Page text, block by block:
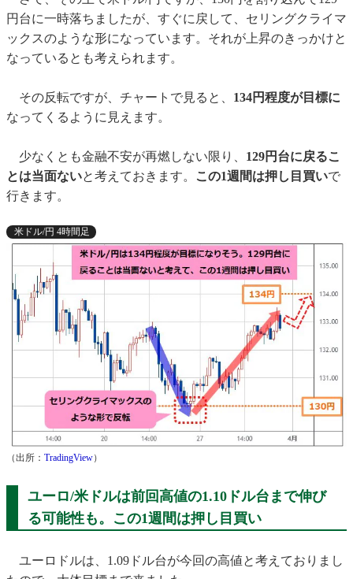
円台に一時落ちましたが、すぐに戻して、セリングクライマ
ックスのような形になっています。それが上昇のきっかけと
なっているとも考えられます。
その反転ですが、チャートで見ると、 134円程度が目標に
なってくるように見えます。
少なくとも金融不安が再燃しない限り、 129円台に戻るこ
とは当面ないと考えておきます。 この1週間は押し目買いで
行きます。
米ドル/円 4時間足
（出所： TradingView）
ユーロ/米ドルは前回高値の1.10ドル台まで伸び
る可能性も。この1週間は押し目買い
ユーロドルは、1.09ドル台が今回の高値と考えておりまし